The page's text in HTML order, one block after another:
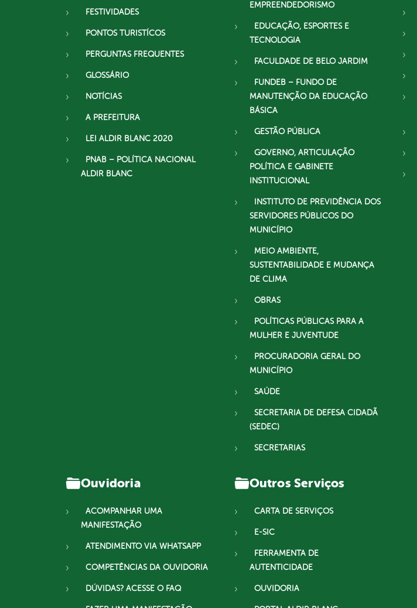
FESTIVIDADES
PONTOS TURISTÍCOS
PERGUNTAS FREQUENTES
GLOSSÁRIO
NOTÍCIAS
A PREFEITURA
LEI ALDIR BLANC 2020
PNAB – POLÍTICA NACIONAL
ALDIR BLANC
EMPREENDEDORISMO
EDUCAÇÃO, ESPORTES E
TECNOLOGIA
FACULDADE DE BELO JARDIM
FUNDEB – FUNDO DE
MANUTENÇÃO DA EDUCAÇÃO
BÁSICA
GESTÃO PÚBLICA
GOVERNO, ARTICULAÇÃO
POLÍTICA E GABINETE
INSTITUCIONAL
INSTITUTO DE PREVIDÊNCIA DOS
SERVIDORES PÚBLICOS DO
MUNICÍPIO
MEIO AMBIENTE,
SUSTENTABILIDADE E MUDANÇA
DE CLIMA
OBRAS
POLÍTICAS PÚBLICAS PARA A
MULHER E JUVENTUDE
PROCURADORIA GERAL DO
MUNICÍPIO
SAÚDE
SECRETARIA DE DEFESA CIDADÃ
(SEDEC)
SECRETARIAS
Ouvidoria
ACOMPANHAR UMA
MANIFESTAÇÃO
ATENDIMENTO VIA WHATSAPP
COMPETÊNCIAS DA OUVIDORIA
DÚVIDAS? ACESSE O FAQ
Outros Serviços
CARTA DE SERVIÇOS
E-SIC
FERRAMENTA DE
AUTENTICIDADE
OUVIDORIA